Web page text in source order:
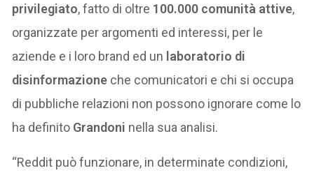
privilegiato, fatto di oltre 100.000 comunità attive,
organizzate per argomenti ed interessi, per le
aziende e i loro brand ed un laboratorio di
disinformazione che comunicatori e chi si occupa
di pubbliche relazioni non possono ignorare come lo
ha definito Grandoni nella sua analisi.
“Reddit può funzionare, in determinate condizioni,